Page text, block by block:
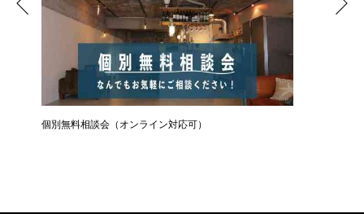
個別無料相談会（オンライン対応可）